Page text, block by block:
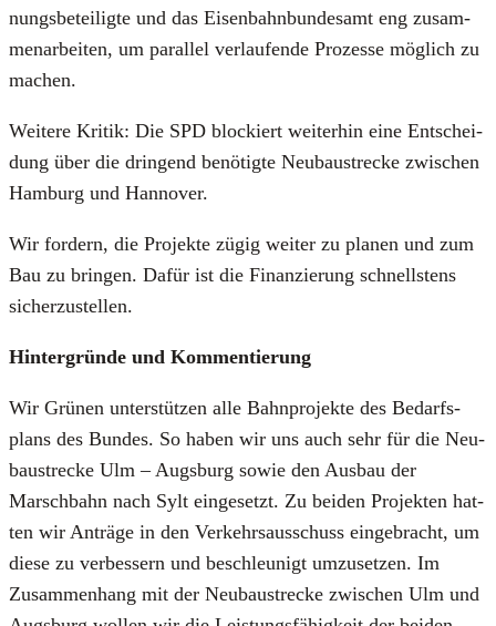
nungs­be­tei­lig­te und das Eisen­bahn­bun­des­amt eng zusam­
men­ar­bei­ten, um par­al­lel ver­lau­fen­de Pro­zes­se mög­lich zu
machen.
Wei­te­re Kri­tik: Die SPD blo­ckiert wei­ter­hin eine Ent­schei­
dung über die drin­gend benö­tig­te Neu­bau­stre­cke zwi­schen
Ham­burg und Han­no­ver.
Wir for­dern, die Pro­jek­te zügig wei­ter zu pla­nen und zum
Bau zu brin­gen. Dafür ist die Finan­zie­rung schnells­tens
sicher­zu­stel­len.
Hin­ter­grün­de und Kom­men­tie­rung
Wir Grü­nen unter­stüt­zen alle Bahn­pro­jek­te des Bedarfs­
plans des Bun­des. So haben wir uns auch sehr für die Neu­
bau­stre­cke Ulm – Augs­burg sowie den Aus­bau der
Marsch­bahn nach Sylt ein­ge­setzt. Zu bei­den Pro­jek­ten hat­
ten wir Anträ­ge in den Ver­kehrs­aus­schuss ein­ge­bracht, um
die­se zu ver­bes­sern und beschleu­nigt umzu­set­zen. Im
Zusam­men­hang mit der Neu­bau­stre­cke zwi­schen Ulm und